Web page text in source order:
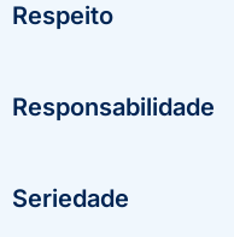
Respeito
Responsabilidade
Seriedade